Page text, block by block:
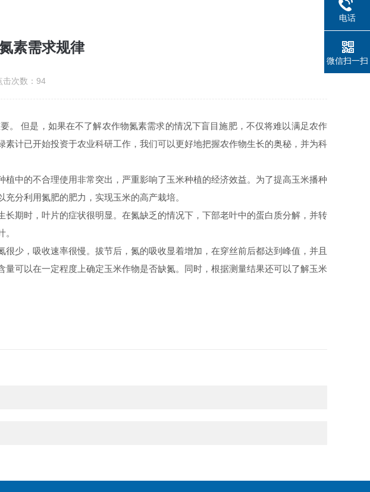
素需求规律
次数：94
。 但是，如果在不了解农作物氮素需求的情况下盲目施肥，不仅将难以满足农作
计已开始投资于农业科研工作，我们可以更好地把握农作物生长的奥秘，并为科
中的不合理使用非常突出，严重影响了玉米种植的经济效益。为了提高玉米播种
分利用氮肥的肥力，实现玉米的高产栽培。
期时，叶片的症状很明显。在氮缺乏的情况下，下部老叶中的蛋白质分解，并转
少，吸收速率很慢。拔节后，氮的吸收显着增加，在穿丝前后都达到峰值，并且
可以在一定程度上确定玉米作物是否缺氮。同时，根据测量结果还可以了解玉米
电话
微信扫一扫